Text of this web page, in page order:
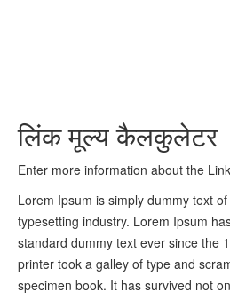
लिंक मूल्य कैलकुलेटर
Enter more information about the
Lorem Ipsum is simply dummy text
typesetting industry. Lorem Ipsum
standard dummy text ever since the
printer took a galley of type and
specimen book. It has survived not